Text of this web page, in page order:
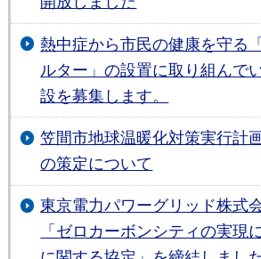
熱中症から市民の健康を守る
ルター」の設置に取り組んで
設を募集します。
笠間市地球温暖化対策実行計
の策定について
東京電力パワーグリッド株式
「ゼロカーボンシティの実現